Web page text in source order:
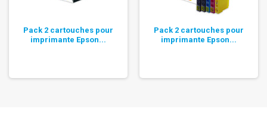
Pack 2 cartouches pour
imprimante Epson...
Pack 2 cartouches pour
imprimante Epson...